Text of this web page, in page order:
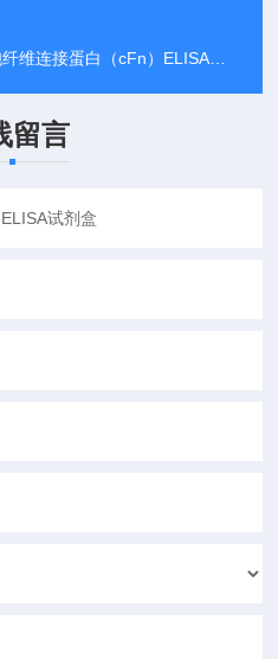
连接蛋白（cFn）ELISA试剂盒
留言